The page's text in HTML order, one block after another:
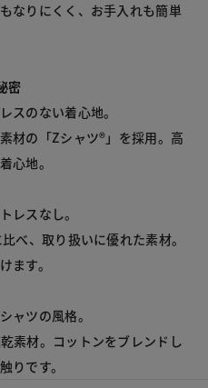
なりにくく、お手入れも簡単
密
スのない着心地。
材の「Zシャツ®」を採用。高
心地。
レスなし。
べ、取り扱いに優れた素材。
ます。
ャツの風格。
素材。コットンをブレンドし
りです。